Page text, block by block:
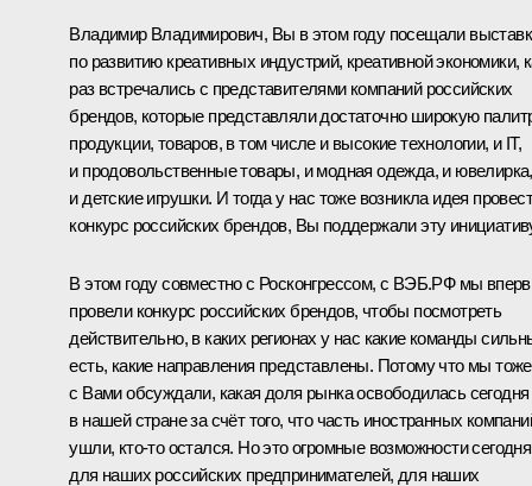
Владимир Владимирович, Вы в этом году посещали
по развитию креативных индустрий, креативной экономики,
раз встречались с представителями компаний российских
брендов, которые представляли достаточно широкую
продукции, товаров, в том числе и высокие технологии, и IT,
и продовольственные товары, и модная одежда, и ювелирка,
и детские игрушки. И тогда у нас тоже возникла идея
конкурс российских брендов, Вы поддержали эту
В этом году совместно с Росконгрессом, с ВЭБ.РФ мы
провели конкурс российских брендов, чтобы посмотреть
действительно, в каких регионах у нас какие команды
есть, какие направления представлены. Потому что мы тоже
с Вами обсуждали, какая доля рынка освободилась сегодня
в нашей стране за счёт того, что часть иностранных
ушли, кто-то остался. Но это огромные возможности сегодня
для наших российских предпринимателей, для наших